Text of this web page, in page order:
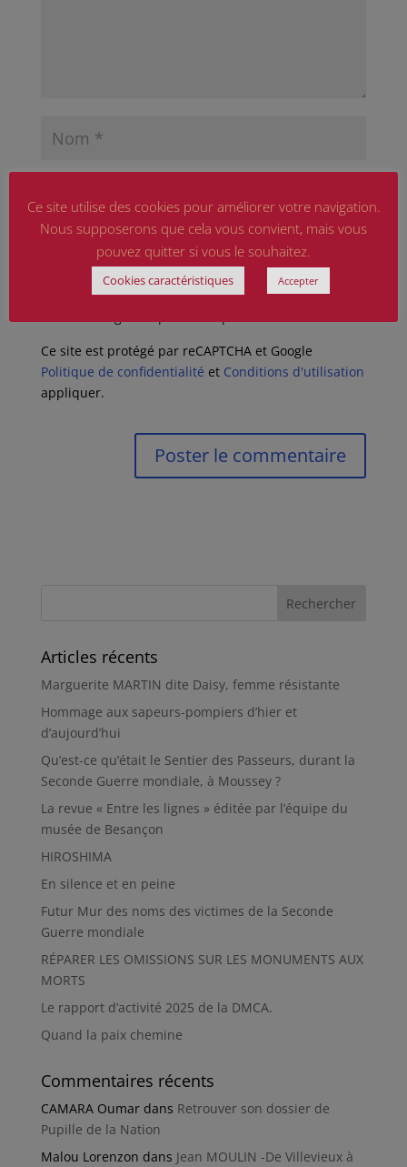
Enregistrer mon nom, mon e-mail et mon site
Ce site est protégé par reCAPTCHA et Google
Politique de confidentialité et Conditions d'utilisation
appliquer.
Articles récents
Marguerite MARTIN dite Daisy, femme résistante
Hommage aux sapeurs-pompiers d’hier et
d’aujourd’hui
Qu’est-ce qu’était le Sentier des Passeurs, durant la
Seconde Guerre mondiale, à Moussey ?
La revue « Entre les lignes » éditée par l’équipe du
musée de Besançon
HIROSHIMA
En silence et en peine
Futur Mur des noms des victimes de la Seconde
Guerre mondiale
RÉPARER LES OMISSIONS SUR LES MONUMENTS AUX
MORTS
Le rapport d’activité 2025 de la DMCA.
Quand la paix chemine
Commentaires récents
CAMARA Oumardans Retrouver son dossier de
Pupille de la Nation
Malou Lorenzon dans Jean MOULIN -De Villevieux à
Ce site utilise des cookies pour améliorer votre navigation.
Nous supposerons que cela vous convient, mais vous
pouvez quitter si vous le souhaitez.
Cookies caractéristiques Accepter